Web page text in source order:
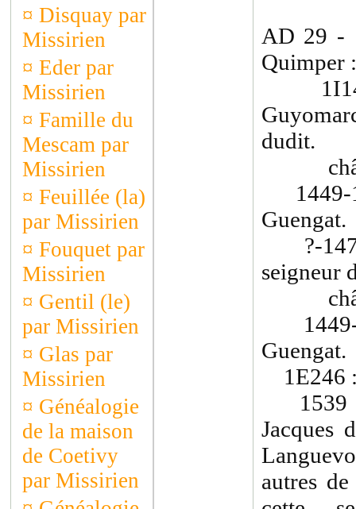
¤ Disquay par
Missirien
¤ Eder par
Missirien
¤ Famille du
Mescam par
Missirien
¤ Feuillée (la)
par Missirien
¤ Fouquet par
Missirien
¤ Gentil (le)
par Missirien
¤ Glas par
Missirien
¤ Généalogie
de la maison
de Coetivy
par Missirien
AD 29
Quimper :
dudit.
1449-
Guengat.
?-
seigneur
1449-
Guengat.
1E246
1539 :
Jacques
autres